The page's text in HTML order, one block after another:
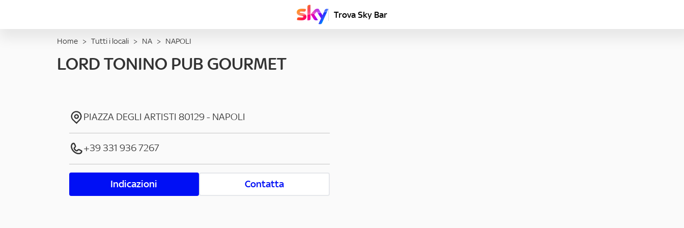
Trova Sky Bar
Home > Tutti i locali > NA > NAPOLI
LORD TONINO PUB GOURMET
PIAZZA DEGLI ARTISTI 80129- NAPOLI
+39 331 936 7267
Indicazioni Contatta